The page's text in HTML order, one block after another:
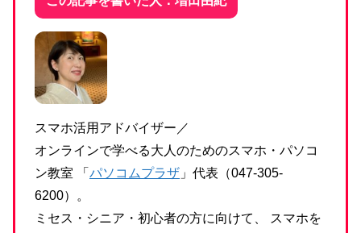
スマホ活用アドバイザー／
オンラインで学べる大人のためのスマホ・パソコ
ン教室 「 パソコムプラザ 」代表（047-305-
6200）。
ミセス・シニア・初心者の方に向けて、 スマホを